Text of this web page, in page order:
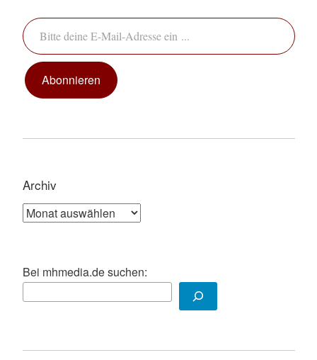
Bitte deine E-Mail-Adresse ein ...
Abonnieren
Archiv
Archiv
Bei mhmedia.de suchen: